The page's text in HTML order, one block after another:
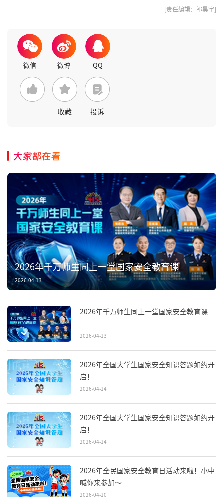
[责任编辑：祁昊宇]
收藏 投诉
大家都在看
2026年千万师生同上一堂国家安全教育课
2026-04-13
2026年千万师生同上一堂国家安全教育课
2026-04-13
2026年全国大学生国家安全知识答题如约开
启！
2026-04-14
2026年全国大学生国家安全知识答题如约开
启！
2026-04-14
2026年全民国家安全教育日活动来啦！小中
喊你来参加～
2026-04-10